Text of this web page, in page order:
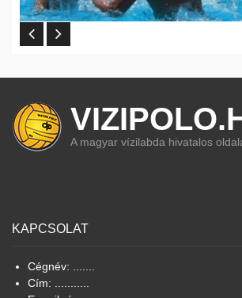
A magyar vízilabda hivatalos
KAPCSOLAT
Cégnév: .......
Cím: ...........